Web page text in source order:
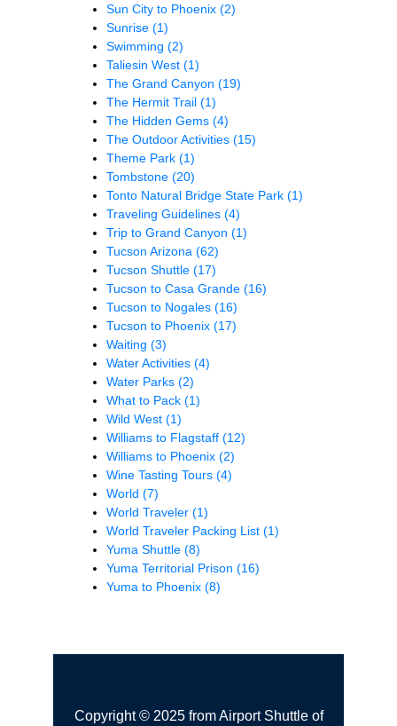
Sun City to Phoenix (2)
Sunrise (1)
Swimming (2)
Taliesin West (1)
The Grand Canyon (19)
The Hermit Trail (1)
The Hidden Gems (4)
The Outdoor Activities (15)
Theme Park (1)
Tombstone (20)
Tonto Natural Bridge State Park (1)
Traveling Guidelines (4)
Trip to Grand Canyon (1)
Tucson Arizona (62)
Tucson Shuttle (17)
Tucson to Casa Grande (16)
Tucson to Nogales (16)
Tucson to Phoenix (17)
Waiting (3)
Water Activities (4)
Water Parks (2)
What to Pack (1)
Wild West (1)
Williams to Flagstaff (12)
Williams to Phoenix (2)
Wine Tasting Tours (4)
World (7)
World Traveler (1)
World Traveler Packing List (1)
Yuma Shuttle (8)
Yuma Territorial Prison (16)
Yuma to Phoenix (8)
Copyright © 2025 from Airport Shuttle of